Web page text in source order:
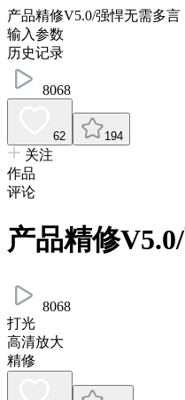
产品精修V5.0/强悍无需多言
输入参数
历史记录
8068
62 194
关注
作品
评论
产品精修
8068
打光
高清放大
精修